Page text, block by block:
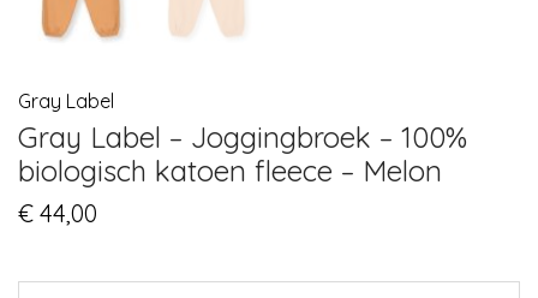
Gray Label
Gray Label – Joggingbroek – 100%
biologisch katoen fleece – Melon
€ 44,00